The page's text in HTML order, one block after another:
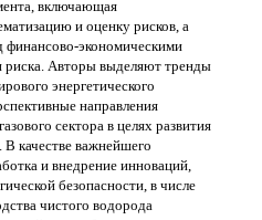
включающая
и оценку рисков, а
финансово-экономическими
риска. Авторы выделяют тренды
энергетического
направления
сектора в целях развития
В качестве важнейшего
и внедрение инноваций,
безопасности, в числе
чистого водорода